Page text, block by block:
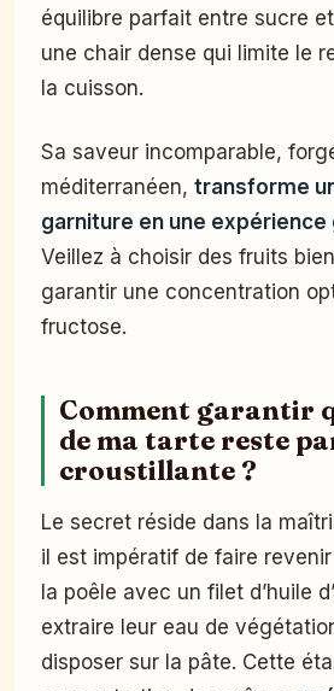
équilibre parfait entre sucre
une chair dense qui limite le
la cuisson.
Sa saveur incomparable,
méditerranéen, transforme
garniture en une
Veillez à choisir des fruits
garantir une concentration
fructose.
Comment garantir
de ma tarte reste
croustillante ?
Le secret réside dans la
il est impératif de faire
la poêle avec un filet d’huile
extraire leur eau de
disposer sur la pâte. Cette